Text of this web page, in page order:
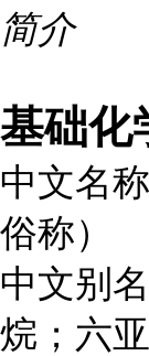
简介
基础化
中文名
俗称）
中文别
烷；六